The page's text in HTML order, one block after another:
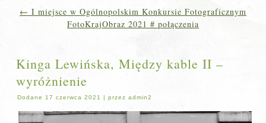
← I miejsce w Ogólnopolskim Konkursie Fotograficznym
FotoKrajObraz 2021 # połączenia
Kinga Lewińska, Między kable II –
wyróżnienie
Dodane 17 czerwca 2021 |przez admin2